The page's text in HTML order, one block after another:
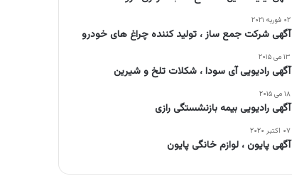
۰۲ فوریه ۲۰۲۱
آگهی شرکت جمع ساز ، تولید کننده چراغ های خودرو
۱۳ می ۲۰۱۵
آگهی رادیویی آی سودا ، شکلات تلخ و شیرین
۱۸ می ۲۰۱۵
آگهی رادیویی بیمه بازنشستگی رازی
۰۷ اکتبر ۲۰۲۰
آگهی پایون ، لوازم خانگی پایون